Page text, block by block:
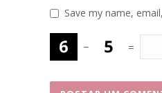
Save my name,
− =